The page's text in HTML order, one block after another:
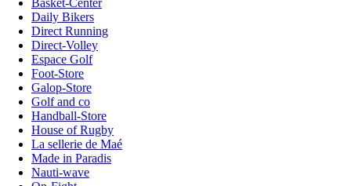
Basket-Center
Daily Bikers
Direct Running
Direct-Volley
Espace Golf
Foot-Store
Galop-Store
Golf and co
Handball-Store
House of Rugby
La sellerie de Maé
Made in Paradis
Nauti-wave